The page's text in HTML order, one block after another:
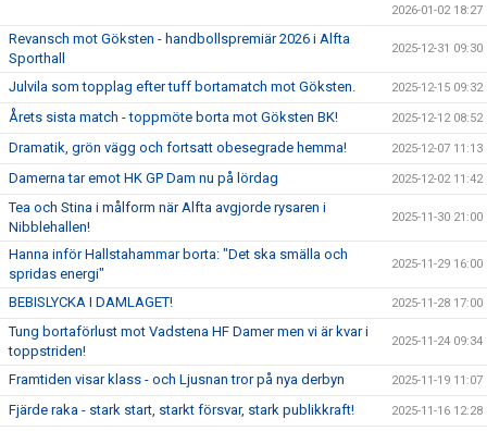
2026-01-02 18:27
Revansch mot Göksten - handbollspremiär 2026 i Alfta
Sporthall
2025-12-31 09:30
Julvila som topplag efter tuff bortamatch mot Göksten. 2025-12-15 09:32
Årets sista match - toppmöte borta mot Göksten BK! 2025-12-12 08:52
Dramatik, grön vägg och fortsatt obesegrade hemma! 2025-12-07 11:13
Damerna tar emot HK GP Dam nu på lördag 2025-12-02 11:42
Tea och Stina i målform när Alfta avgjorde rysaren i
Nibblehallen!
2025-11-30 21:00
Hanna inför Hallstahammar borta: "Det ska smälla och
spridas energi"
2025-11-29 16:00
BEBISLYCKA I DAMLAGET! 2025-11-28 17:00
Tung bortaförlust mot Vadstena HF Damer men vi är kvar i
toppstriden!
2025-11-24 09:34
Framtiden visar klass - och Ljusnan tror på nya derbyn 2025-11-19 11:07
Fjärde raka - stark start, starkt försvar, stark publikkraft! 2025-11-16 12:28